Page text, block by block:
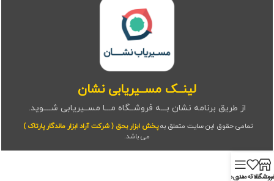
لینــک مســیریابی نشان
از طریق برنامه نشان بـــه فروشــگاه مـــا مســیریابی شــــوید.
تمامی حقوق این سایت متعلق بهپخش ابزار بحق ( شرکت آراد ابزار ماندگار پارتاک )
می باشد.
علاقه‌مندی‌ها
منو